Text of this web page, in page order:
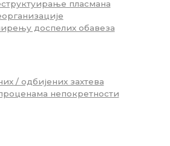
пласмана
доспелих обавеза
/ одбијених захтева
непокретности